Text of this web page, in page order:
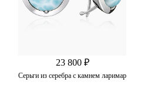
23 800 ₽
Серьги из серебра с камнем ларимар